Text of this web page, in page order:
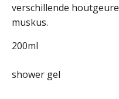
verschillende
muskus.
200ml
shower gel